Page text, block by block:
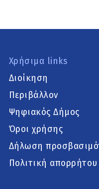
Χρήσιμα links
Διοίκηση
Περιβάλλον
Ψηφιακός Δήμος
Όροι χρήσης
Δήλωση
Πολιτική